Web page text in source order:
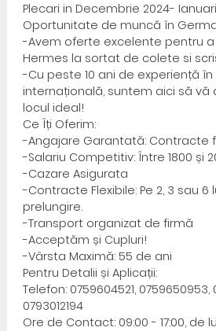
Plecari in Decembrie 2024-
Oportunitate de muncă în
-Avem oferte excelente pentru
Hermes la sortat de colete si
-Cu peste 10 ani de experiență
internațională, suntem aici să vă
locul ideal!
Ce Îți Oferim:
-Angajare Garantată: Contracte
-Salariu Competitiv: Între 1800 și
-Cazare Asigurata
-Contracte Flexibile: Pe 2, 3 sau 6
prelungire.
-Transport organizat de firmă
-Acceptăm și Cupluri!
-Vârsta Maximă: 55 de ani
Pentru Detalii și Aplicații:
Telefon: 0759604521, 0759650953,
0793012194
Ore de Contact: 09:00 - 17:00, de